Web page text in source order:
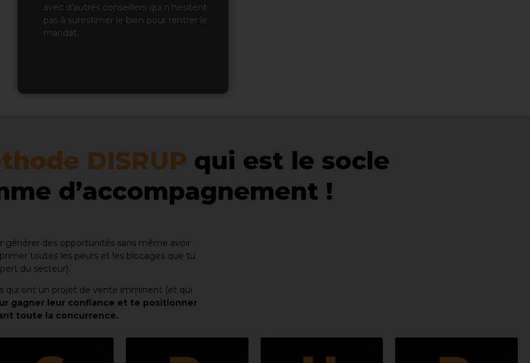
avec d’autres conseillers qui n’hésitent
pas à surestimer le bien pour rentrer le
mandat.
DISRUP qui est le socle
d’accompagnement !
générer des opportunités sans même avoir
toutes les peurs et les blocages que tu
du secteur).
qui ont un projet de vente imminent (et qui
gagner leur confiance et te positionner
toute la concurrence.